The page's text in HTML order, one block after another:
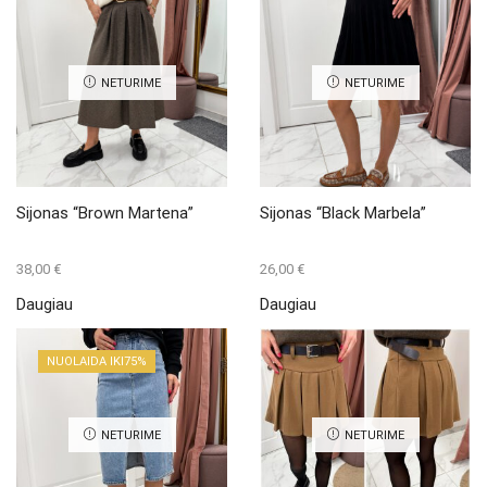
NETURIME
Sijonas “Brown Martena”
38,00 €
Daugiau
NETURIME
Sijonas “Black Marbela”
26,00 €
Daugiau
NUOLAIDA IKI75%
NETURIME NETURIME